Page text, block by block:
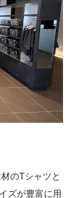
のTシャツと
ズが豊富に用